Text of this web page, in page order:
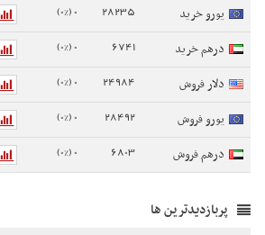
یورو خرید 28235
0 (0%)
درهم خرید 6741
0 (0%)
دلار فروش 24984
0 (0%)
یورو فروش 28492
0 (0%)
درهم فروش 6803
0 (0%)
پربازدیدترین ها